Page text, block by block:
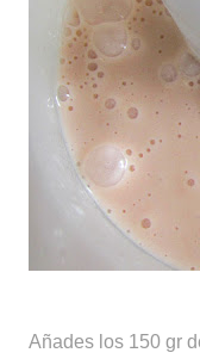
Añades los 150 gr